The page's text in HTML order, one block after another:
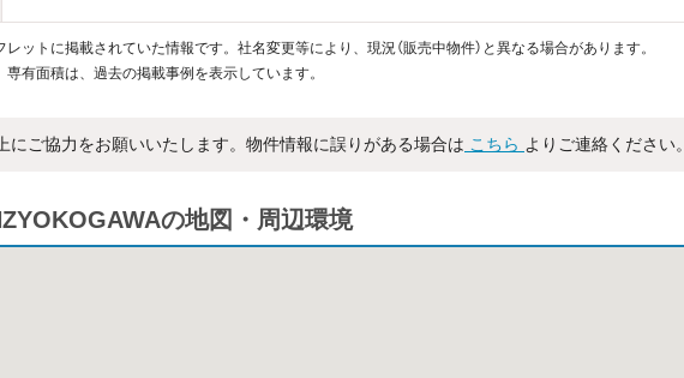
レットに掲載されていた情報です。社名変更等により、現況（販売中物件）と異なる場合があります。
有面積は、過去の掲載事例を表示しています。
にご協力をお願いいたします。物件情報に誤りがある場合は こちら よりご連絡ください。
の地図・周辺環境